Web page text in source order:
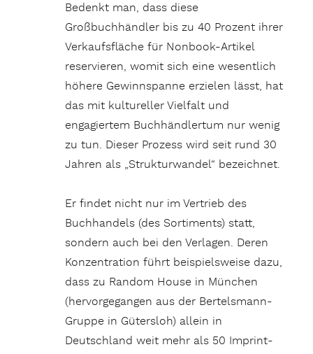
Bedenkt man, dass diese
Großbuchhändler bis zu 40 Prozent ihrer
Verkaufsfläche für Nonbook-Artikel
reservieren, womit sich eine wesentlich
höhere Gewinnspanne erzielen lässt, hat
das mit kultureller Vielfalt und
engagiertem Buchhändlertum nur wenig
zu tun. Dieser Prozess wird seit rund 30
Jahren als „Strukturwandel“ bezeichnet.
Er findet nicht nur im Vertrieb des
Buchhandels (des Sortiments) statt,
sondern auch bei den Verlagen. Deren
Konzentration führt beispielsweise dazu,
dass zu Random House in München
(hervorgegangen aus der Bertelsmann-
Gruppe in Gütersloh) allein in
Deutschland weit mehr als 50 Imprint-